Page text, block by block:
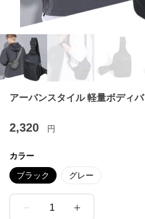
アーバンスタイル 軽量ボディ
2,320 円
カラー
ブラック グレー
1